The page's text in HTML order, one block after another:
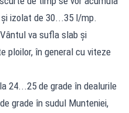
izolat de 30...35 l/mp.
va sufla slab și
ploilor, în general cu viteze
24...25 de grade în dealurile
grade în sudul Munteniei,